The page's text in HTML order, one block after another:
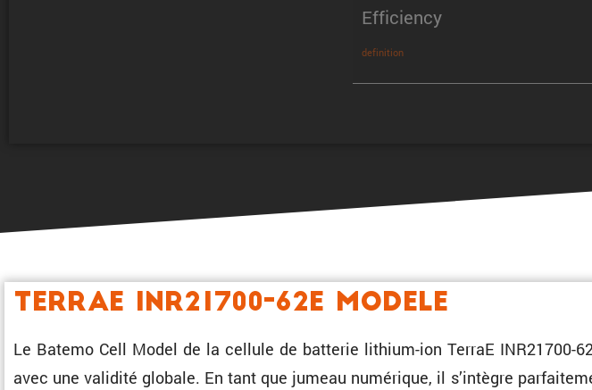
Efficiency
definition
TerraE INR21700-62E Modele
Le Batemo Cell Model de la cellule de batterie lithium-ion TerraE INR21700-
avec une validité globale. En tant que jumeau numérique, il s’intègre